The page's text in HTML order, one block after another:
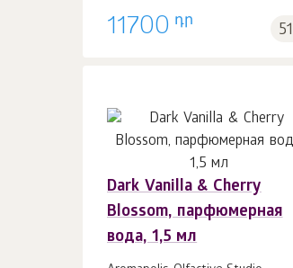
11700 դր 51
Dark Vanilla & Cherry
Blossom, парфюмерная
вода, 1,5 мл